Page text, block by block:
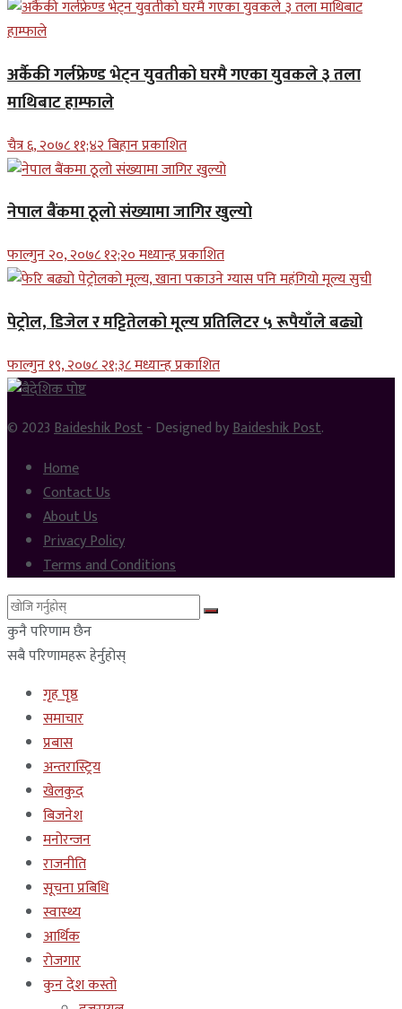
अर्कैकी गर्लफ्रेण्ड भेट्न युवतीको घरमै गएका युवकले ३ तला
माथिबाट हाम्फाले
चैत्र ६, २०७८ ११;४२ बिहान प्रकाशित
नेपाल बैंकमा ठूलो संख्यामा जागिर खुल्यो
फाल्गुन २०, २०७८ १२;२० मध्यान्ह प्रकाशित
पेट्रोल, डिजेल र मट्टितेलको मूल्य प्रतिलिटर ५ रूपैयाँले बढ्यो
फाल्गुन १९, २०७८ २१;३८ मध्यान्ह प्रकाशित
© 2023Baideshik Post- Designed byBaideshik Post.
Home
Contact Us
About Us
Privacy Policy
Terms and Conditions
कुनै परिणाम छैन
सबै परिणामहरू हेर्नुहोस्
गृह पृष्ठ
समाचार
प्रबास
अन्तरास्ट्रिय
खेलकुद
बिजनेश
मनोरन्जन
राजनीति
सूचना प्रबिधि
स्वास्थ्य
आर्थिक
रोजगार
कुन देश कस्तो